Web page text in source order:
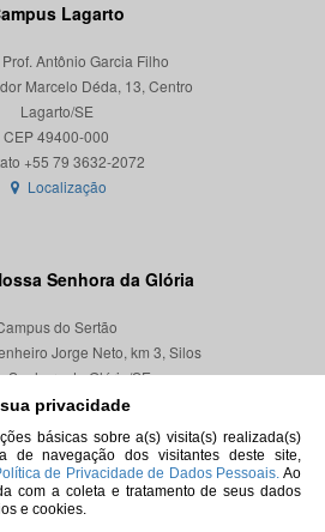
privacidade
básicas sobre a(s) visita(s) realizada(s)
de navegação dos visitantes deste site,
de Privacidade de Dados Pessoais. Ao
com a coleta e tratamento de seus dados
e cookies.
Lagarto
Antônio Garcia Filho
Marcelo Déda, 13, Centro
Lagarto/SE
CEP 49400-000
Localização
Senhora da Glória
do Sertão
Jorge Neto, km 3, Silos
Senhora da Glória/SE
CEP 49680-000
Localização